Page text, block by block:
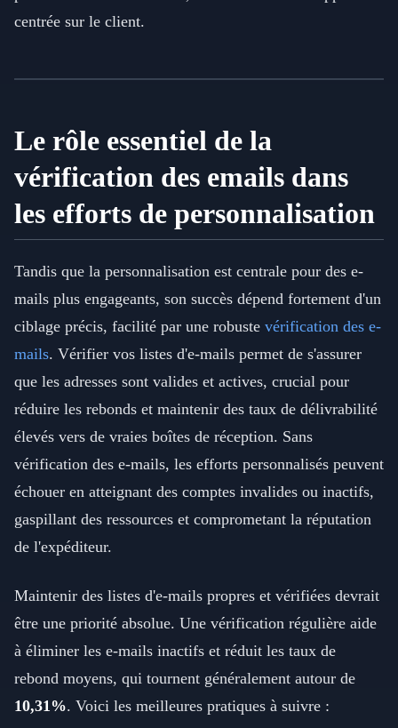
centrée sur le client.
Le rôle essentiel de la
vérification des emails dans
les efforts de personnalisation
Tandis que la personnalisation est centrale pour des e-
mails plus engageants, son succès dépend fortement d'un
ciblage précis, facilité par une robuste vérification des e-
mails. Vérifier vos listes d'e-mails permet de s'assurer
que les adresses sont valides et actives, crucial pour
réduire les rebonds et maintenir des taux de délivrabilité
élevés vers de vraies boîtes de réception. Sans
vérification des e-mails, les efforts personnalisés peuvent
échouer en atteignant des comptes invalides ou inactifs,
gaspillant des ressources et comprometant la réputation
de l'expéditeur.
Maintenir des listes d'e-mails propres et vérifiées devrait
être une priorité absolue. Une vérification régulière aide
à éliminer les e-mails inactifs et réduit les taux de
rebond moyens, qui tournent généralement autour de
10,31%. Voici les meilleures pratiques à suivre :